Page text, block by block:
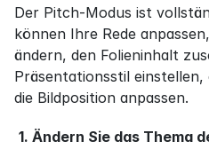
Der Pitch-Modus ist
können Ihre Rede
ändern, den Folieninhalt
Präsentationsstil
die Bildposition anpassen.
1. Ändern Sie das Thema